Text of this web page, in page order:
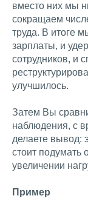
вместо них мы
сокращаем
труда. В итоге
зарплаты, и
сотрудников, и
улучшилось.
Затем Вы
наблюдения, с
делаете вывод:
стоит подумать
увеличении
Пример